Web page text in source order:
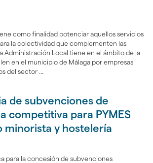
como finalidad potenciar aquellos servicios
la colectividad que complementen las
Administración Local tiene en el ámbito de la
en el municipio de Málaga por empresas
del sector ...
de subvenciones de
competitiva para PYMES
minorista y hostelería
para la concesión de subvenciones